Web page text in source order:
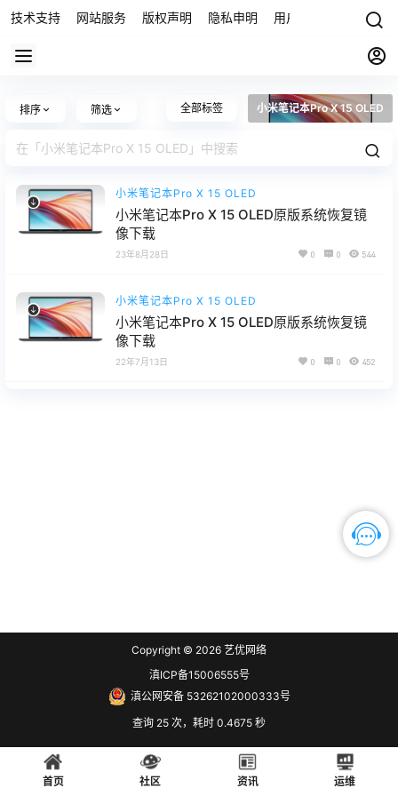
技术支持 网站服务 版权声明 隐私申明 用户协议 联系我们
排序 筛选 全部标签 小米笔记本Pro X 15 OLED
小米笔记本Pro X 15 OLED
小米笔记本Pro X 15 OLED原版系统恢复镜
像下载
23年8月28日 0 0 544
小米笔记本Pro X 15 OLED
小米笔记本Pro X 15 OLED原版系统恢复镜
像下载
22年7月13日 0 0 452
Copyright © 2026 艺优网络
滇ICP备15006555号
滇公网安备 53262102000333号
查询 25 次，耗时 0.4675 秒
首页 社区 资讯 运维